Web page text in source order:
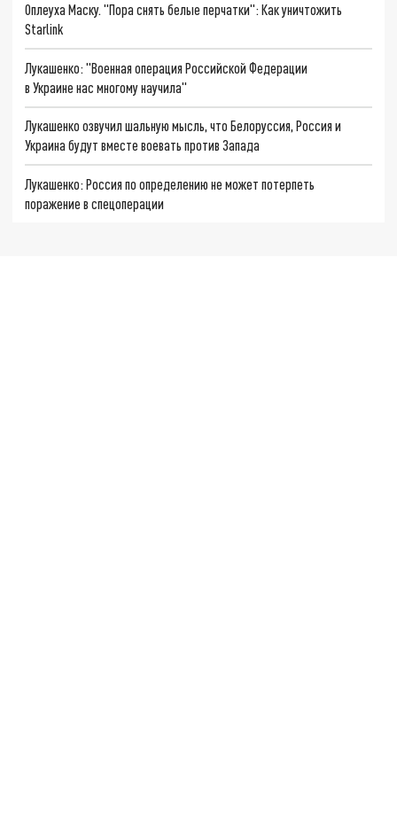
Оплеуха Маску. "Пора снять белые перчатки": Как уничтожить
Starlink
Лукашенко: "Военная операция Российской Федерации
в Украине нас многому научила"
Лукашенко озвучил шальную мысль, что Белоруссия, Россия и
Украина будут вместе воевать против Запада
Лукашенко: Россия по определению не может потерпеть
поражение в спецоперации